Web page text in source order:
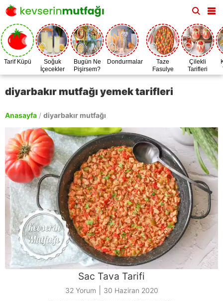
Tarif Küpü
Soğuk
İçecekler
Bugün Ne
Pişirsem?
Dondurmalar
Taze
Fasulye
Zamanı
Çilekli
Tarifleri
diyarbakır mutfağı yemek tarifleri
Anasayfa / diyarbakır mutfağı
Sac Tava Tarifi
32 Yorum 30 Haziran 2020